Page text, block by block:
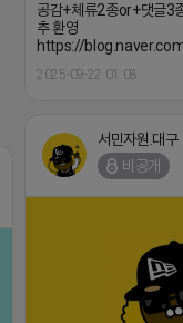
공감+체류2종or+댓글3
추 환영
https://
2025-09-22 01:08
서민자원.대구
비공개